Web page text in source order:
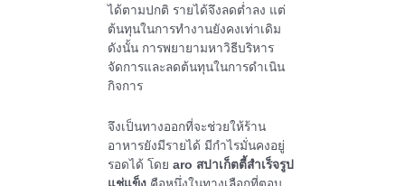
ได้ตามปกติ รายได้จึงลดต่ำลง แต่
ต้นทุนในการทำงานยังคงเท่าเดิม
ดังนั้น การพยายามหาวิธีบริหาร
จัดการและลดต้นทุนในการดำเนิน
กิจการ
จึงเป็นทางออกที่จะช่วยให้ร้าน
อาหารยังมีรายได้ มีกำไรมั่นคงอยู่
รอดได้ โดย aro สปาเก็ตตี้สำเร็จรูป